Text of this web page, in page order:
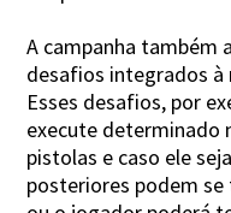
A campanha também
desafios integrados à
Esses desafios, por
execute determinado
pistolas e caso ele
posteriores podem